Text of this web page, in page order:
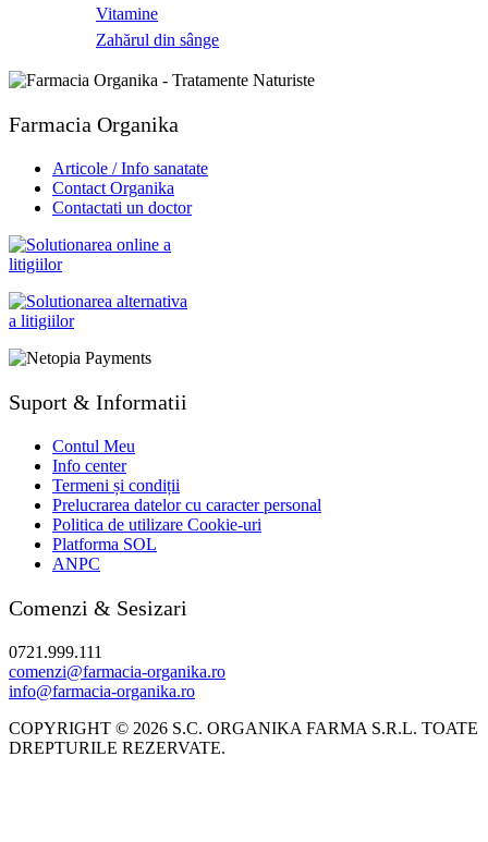
Vitamine
Zahărul din sânge
Farmacia Organika
Articole / Info sanatate
Contact Organika
Contactati un doctor
Suport & Informatii
Contul Meu
Info center
Termeni și condiții
Prelucrarea datelor cu caracter personal
Politica de utilizare Cookie-uri
Platforma SOL
ANPC
Comenzi & Sesizari
0721.999.111
comenzi@farmacia-organika.ro
info@farmacia-organika.ro
COPYRIGHT © 2026 S.C. ORGANIKA FARMA S.R.L. TOATE
DREPTURILE REZERVATE.